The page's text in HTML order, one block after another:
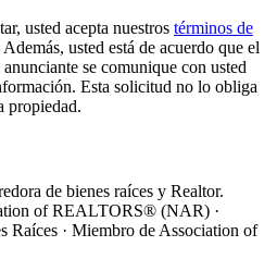
usted acepta nuestros términos de
Además, usted está de acuerdo que el
se comunique con usted
Esta solicitud no lo obliga
propiedad.
de bienes raíces y Realtor.
of REALTORS® (NAR) ·
Raíces · Miembro de Association of